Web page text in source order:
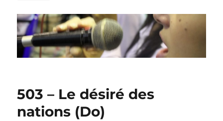
503 – Le désiré des
nations (Do)